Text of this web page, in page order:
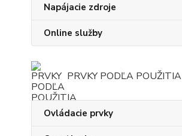
Napájacie zdroje
Online služby
PRVKY PODĽA POUŽITIA
Ovládacie prvky